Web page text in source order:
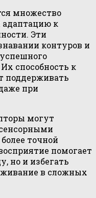
множество
адаптацию к
Эти
контуров и
способность к
поддерживать
при
могут
точной
помогает
но и избегать
в сложных